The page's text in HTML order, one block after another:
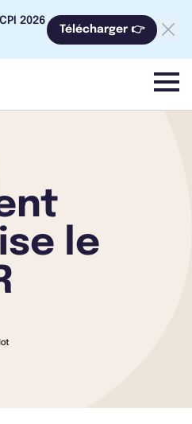
2026
Télécharger 👉
menu
le